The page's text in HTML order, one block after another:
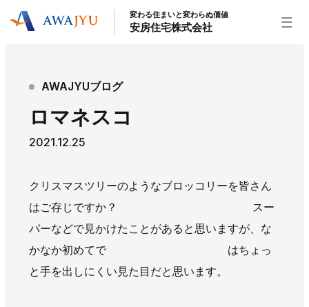
リフォーム事業 外装事業
不動産事業
安房住宅について
社長挨拶 企業情報 沿革
拠点紹介
スタッフ紹介
お知らせ
変わる住まいと変わらぬ価値
安房住宅株式会社
AWAJYUブログ
ロマネスコ
2021.12.25
クリスマスツリーのようなブロッコリーを皆さん
はご存じですか？ スー
パーなどで見かけたことがあると思いますが、な
かなか初めてで はちょっ
と手を出しにくい見た目だと思います。